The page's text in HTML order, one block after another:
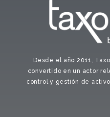
Desde el año 2011,
convertido en un actor
control y gestión de